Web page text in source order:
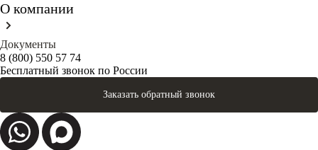
О компании
Документы
8 (800) 550 57 74
Бесплатный звонок по России
Заказать обратный звонок